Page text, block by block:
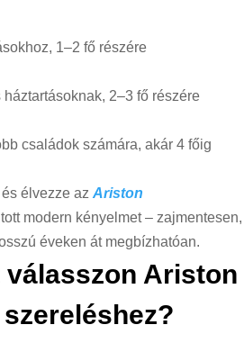
1–2 fő részére
2–3 fő részére
családok számára, akár 4 főig
élvezze az Ariston
modern kényelmet – zajmentesen,
éveken át megbízhatóan.
Ariston